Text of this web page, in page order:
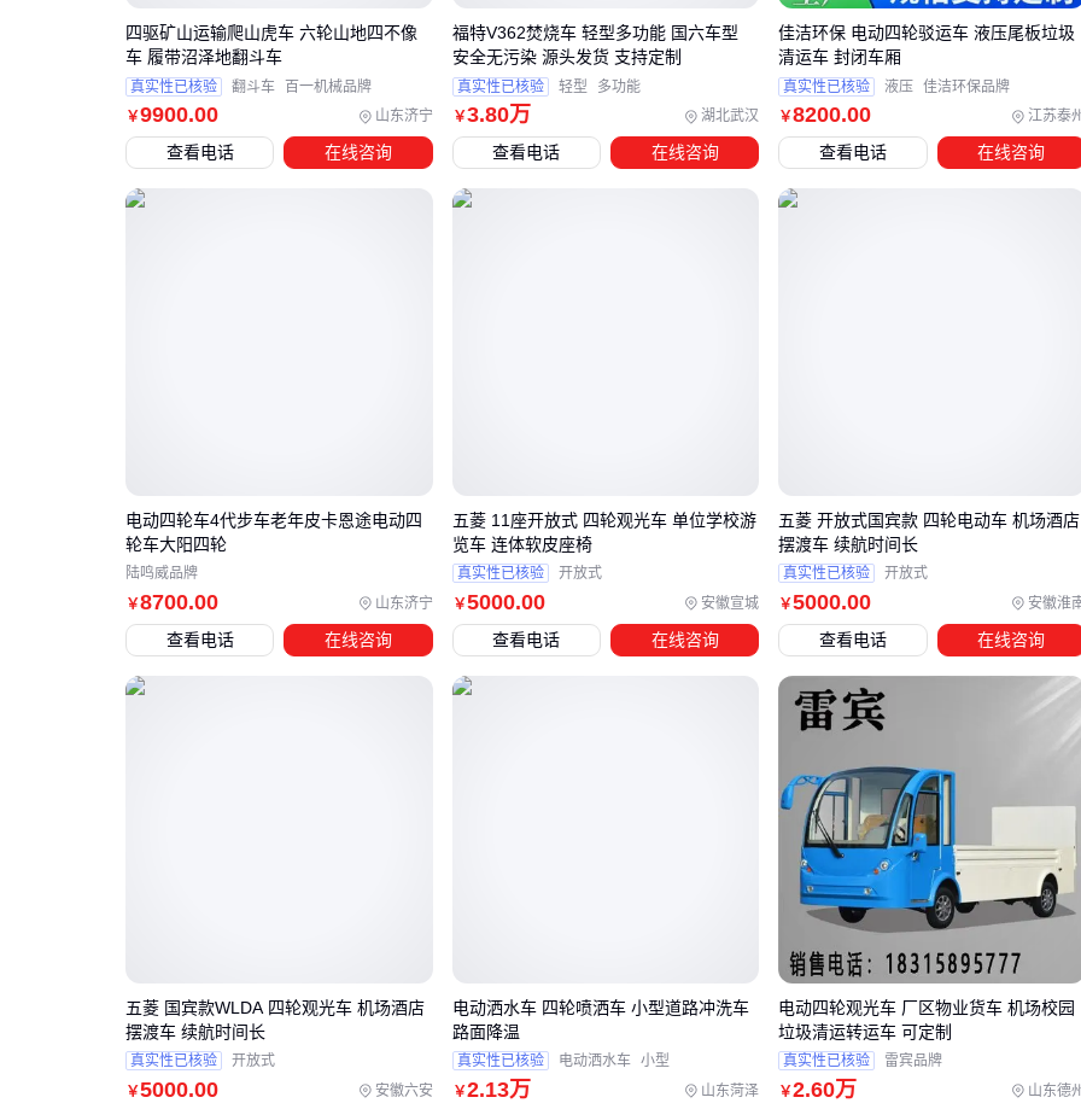
：煤场等特殊环境需要同时考虑加厚机身和防爆胎
设计
实际测试中，标称载重量往往要打八折计算，而续航里程需预
留30%冗余。
三、村镇代步选电动，农场运输看扭矩
农用柴油四轮车
的7档变速比电动车更能适应复杂地形
液压翻斗设计节省90%卸货时间
示例：25马力四驱机型，前轮750-16规格保障泥地通过
性
这类半封闭式设计兼顾遮阳和视野，8座布局适合团体作业。
四、买完车才发现，充电桩位置早该规划好
低速电动车的基础设施常被忽视：
：7kW壁挂式充电桩需要提前预埋线路，室外安装
冬季存放需保持50%电量，铅酸电池
要每月均衡充电
应急方案：油电两用车型要预留燃油储存空间，注意防火间
￥9900.00 山东济宁
四驱矿山运输爬山虎车 六轮山地四不像
车 履带沼泽地翻斗车
真实性已核验 翻斗车 百一机械品牌
查看电话 在线咨询
￥3.80万 湖北武汉
福特V362焚烧车 轻型多功能 国六车型
安全无污染 源头发货 支持定制
真实性已核验 轻型 多功能
查看电话 在线咨询
￥8200.00 江苏泰
佳洁环保 电动四轮驳运车 液压尾板垃圾
清运车 封闭车厢
真实性已核验 液压 佳洁环保品牌
查看电话 在线咨询
￥8700.00 山东济宁
电动四轮车4代步车老年皮卡恩途电动四
轮车大阳四轮
陆鸣威品牌
查看电话 在线咨询
￥5000.00 安徽宣城
五菱 11座开放式 四轮观光车 单位学校游
览车 连体软皮座椅
真实性已核验 开放式
查看电话 在线咨询
￥5000.00 安徽淮
五菱 开放式国宾款 四轮电动车 机场酒店
摆渡车 续航时间长
真实性已核验 开放式
查看电话 在线咨询
￥5000.00 安徽六安
五菱 国宾款WLDA 四轮观光车 机场酒店
摆渡车 续航时间长
真实性已核验 开放式
￥2.13万 山东菏泽
电动洒水车 四轮喷洒车 小型道路冲洗车
路面降温
真实性已核验 电动洒水车 小型
￥2.60万 山东德
电动四轮观光车 厂区物业货车 机场校园
垃圾清运转运车 可定制
真实性已核验 雷宾品牌